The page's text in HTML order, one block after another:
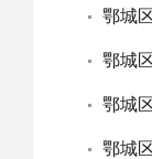
鄂城
鄂城
鄂城
鄂城